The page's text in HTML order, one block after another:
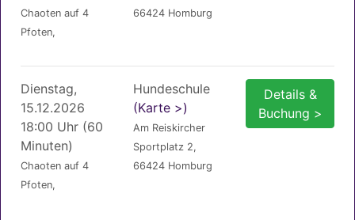
Chaoten auf 4
Pfoten,
66424 Homburg
Dienstag,
15.12.2026
18:00 Uhr (60
Minuten)
Chaoten auf 4
Pfoten,
Hundeschule
(Karte >)
Am Reiskircher
Sportplatz 2,
66424 Homburg
Details &
Buchung >